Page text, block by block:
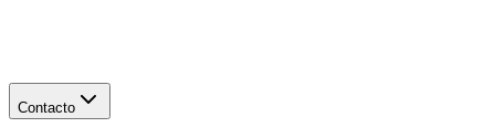
Contacto